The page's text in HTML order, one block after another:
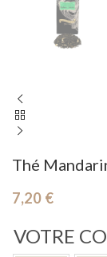
Thé
7,20 €
VOTRE